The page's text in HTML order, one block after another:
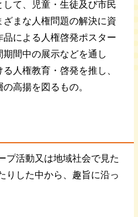
て、児童・生徒及び市民
まな人権問題の解決に資
による人権啓発ポスター
間中の展示などを通し
人権教育・啓発を推し、
の高揚を図るもの。
プ活動又は地域社会で見た
りした中から、趣旨に沿っ